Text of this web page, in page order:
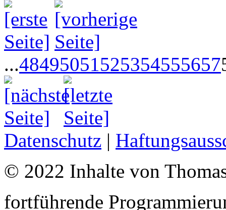
...48495051525354555657
Datenschutz |
© 2022 Inhalte von
fortführende